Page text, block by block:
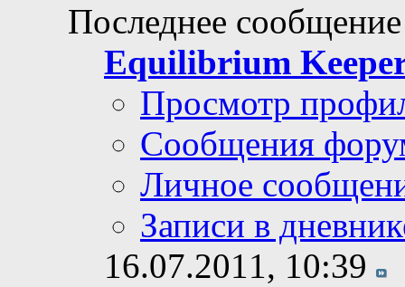
Последнее
Equilibrium
Просмотр
Сообщения
Личное
Записи в
16.07.2011, 10:39